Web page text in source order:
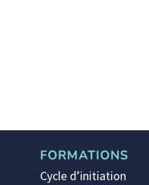
FORMATIONS
Cycle d’initiation